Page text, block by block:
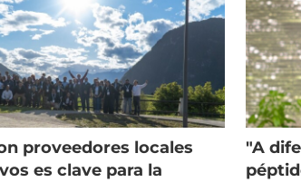
proveedores locales
es clave para la
"A